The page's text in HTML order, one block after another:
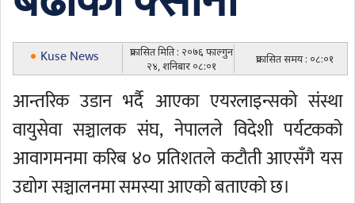
Kuse News
प्रकासित मिति : २०७६ फाल्गुन
२४, शनिबार ०८:०१
प्रकासित समय : ०८:०१
आन्तरिक उडान भर्दै आएका एयरलाइन्सको संस्था
वायुसेवा सञ्चालक संघ, नेपालले विदेशी पर्यटकको
आवागमनमा करिब ४० प्रतिशतले कटौती आएसँगै यस
उद्योग सञ्चालनमा समस्या आएको बताएको छ।